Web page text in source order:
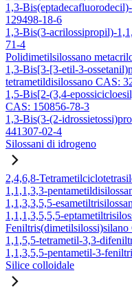
1,3-
129498-18-6
1,3-Bis(3-acrilossipropil)-
71-4
Polidimetilsilossano
1,3-Bis[3-[3-etil-3-
tetrametildisilossano CAS:
1,5-Bis[2-(3,4-
CAS: 150856-78-3
1,3-Bis(3-(2-
441307-02-4
Silossani di idrogeno
2,4,6,8-
1,1,1,3,3-
1,1,3,3,5,5-
1,1,1,3,5,5,5-
1,1,5,5-tetrametil-3,3-
1,1,3,5,5-pentametil-3-
Silice colloidale